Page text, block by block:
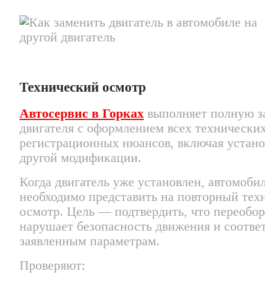
Технический осмотр
Автосервис в Горках выполняет полную
двигателя с оформлением всех
регистрационных нюансов, включая
другой модификации.
Когда двигатель уже установлен,
необходимо представить на повторный
осмотр. Цель — подтвердить, что
нарушает безопасность движения и
заявленным параметрам.
Проверяют: